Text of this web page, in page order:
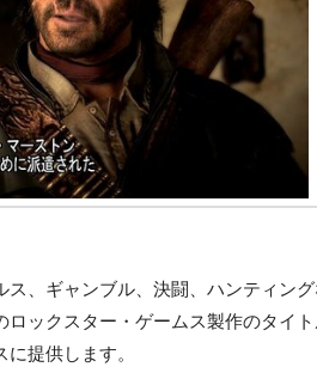
、ギャンブル、決闘、ハンティング
ックスター・ゲームス製作のタイ
提供します。